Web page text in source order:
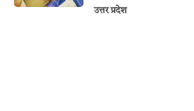
उत्तर प्रदेश